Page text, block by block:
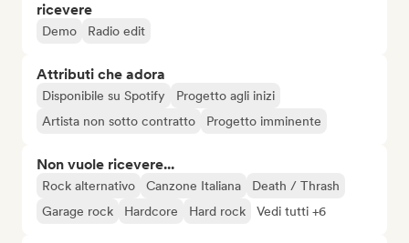
ricevere
Demo Radio edit
Attributi che adora
Disponibile su Spotify
Progetto agli inizi
Artista non sotto contratto
Progetto imminente
Non vuole ricevere...
Rock alternativo Canzone Italiana
Death / Thrash
Garage rock
Hardcore Hard rock Vedi tutti +6